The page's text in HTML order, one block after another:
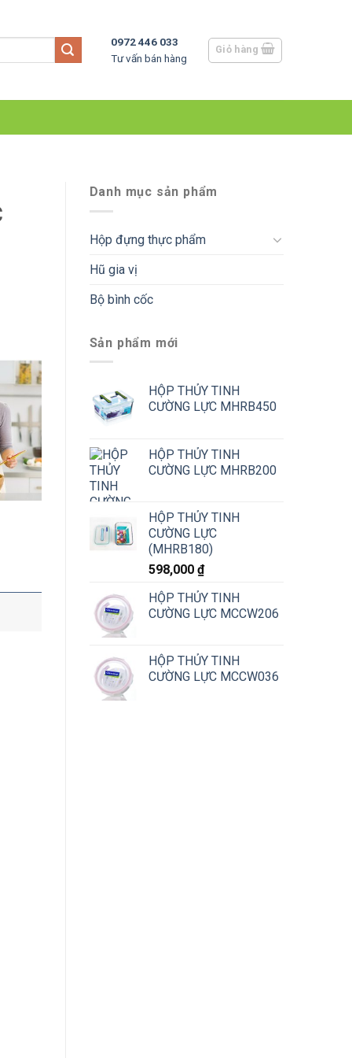
0972 446 033
Tư vấn bán hàng
Giỏ hàng
Danh mục sản phẩm
Hộp đựng thực phẩm
Hũ gia vị
Bộ bình cốc
Sản phẩm mới
HỘP THỦY TINH
CƯỜNG LỰC MHRB450
HỘP THỦY TINH
CƯỜNG LỰC MHRB200
HỘP THỦY TINH
CƯỜNG LỰC
(MHRB180)
598,000 ₫
HỘP THỦY TINH
CƯỜNG LỰC MCCW206
HỘP THỦY TINH
CƯỜNG LỰC MCCW036